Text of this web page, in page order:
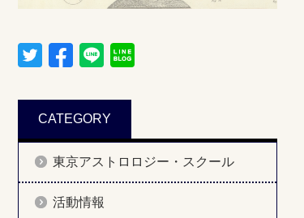
CATEGORY
東京アストロロジー・スクール
活動情報